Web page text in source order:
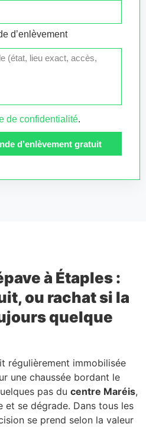
d’enlèvement
de confidentialité.
d’enlèvement gratuit
à Étaples :
ou rachat si la
quelque
régulièrement immobilisée
une chaussée bordant le
pas du centre Maréis,
et se dégrade. Dans tous les
se prend selon la valeur